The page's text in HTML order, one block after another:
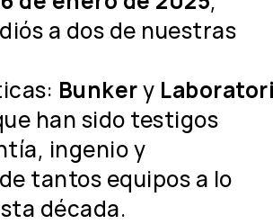
a dos de nuestras
Bunkery
han sido testigos
ingenio y
tantos equipos a lo
década.